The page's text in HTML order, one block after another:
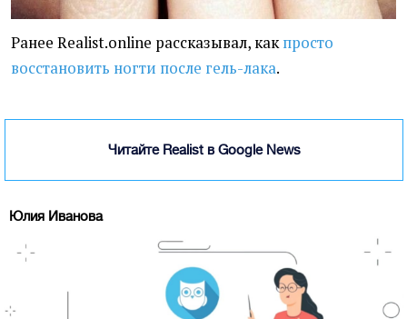
Ранее Realist.online рассказывал, какпросто
восстановить ногти после гель-лака.
Читайте Realist в Google News
Юлия Иванова